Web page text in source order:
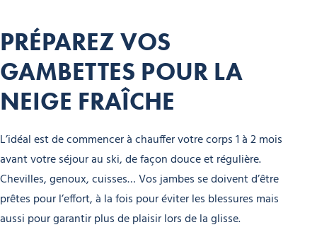
PRÉPAREZ VOS
GAMBETTES POUR LA
NEIGE FRAÎCHE
L’idéal est de commencer à chauffer votre corps 1 à 2 mois
avant votre séjour au ski, de façon douce et régulière.
Chevilles, genoux, cuisses… Vos jambes se doivent d’être
prêtes pour l’effort, à la fois pour éviter les blessures mais
aussi pour garantir plus de plaisir lors de la glisse.